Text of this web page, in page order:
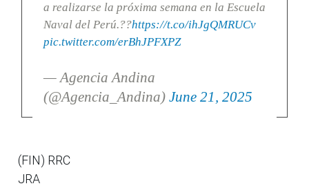
a realizarse la próxima semana en la Escuela
Naval del Perú.??https://t.co/ihJgQMRUCv
pic.twitter.com/erBhJPFXPZ
— Agencia Andina
(@Agencia_Andina) June 21, 2025
(FIN) RRC
JRA